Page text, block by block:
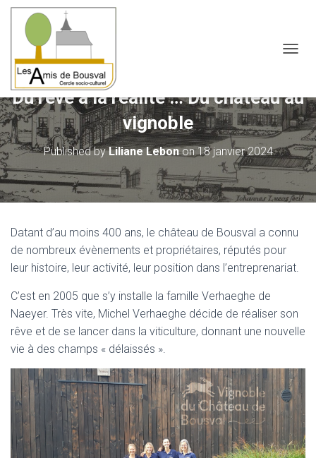
Du rêve à la réalité … Du château au
vignoble
Published byLiliane Lebonon18 janvier 2024
Datant d’au moins 400 ans, le château de Bousval a connu
de nombreux évènements et propriétaires, réputés pour
leur histoire, leur activité, leur position dans l’entreprenariat.
C’est en 2005 que s’y installe la famille Verhaeghe de
Naeyer. Très vite, Michel Verhaeghe décide de réaliser son
rêve et de se lancer dans la viticulture, donnant une nouvelle
vie à des champs « délaissés ».